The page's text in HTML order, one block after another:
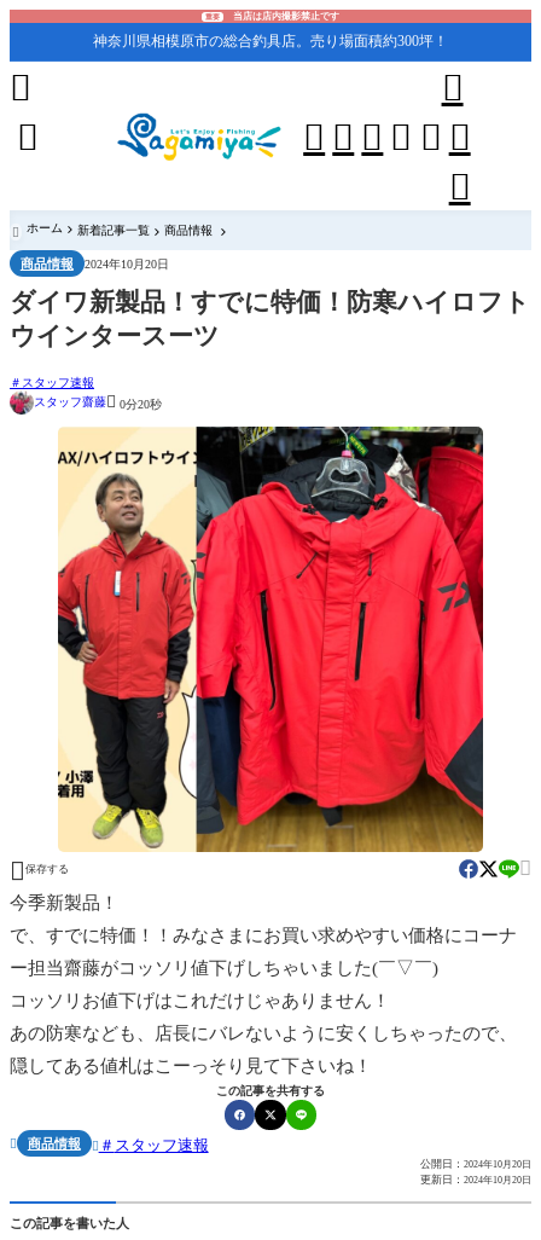
重要 当店は店内撮影禁止です
神奈川県相模原市の総合釣具店。売り場面積約300坪！
    





 ホーム 新着記事一覧 商品情報
商品情報 2024年10月20日
ダイワ新製品！すでに特価！防寒ハイロフト
ウインタースーツ
スタッフ速報
スタッフ齋藤 0分20秒
 保存する 
今季新製品！
で、すでに特価！！みなさまにお買い求めやすい価格にコーナ
ー担当齋藤がコッソリ値下げしちゃいました(￣▽￣)
コッソリお値下げはこれだけじゃありません！
あの防寒なども、店長にバレないように安くしちゃったので、
隠してある値札はこーっそり見て下さいね！
この記事を共有する
 商品情報  スタッフ速報
公開日： 2024年10月20日
更新日： 2024年10月20日
この記事を書いた人